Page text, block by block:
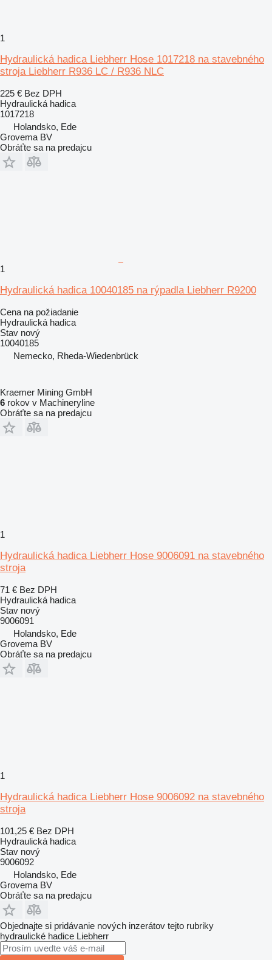
1
Hydraulická hadica Liebherr Hose 1017218 na stavebného
stroja Liebherr R936 LC / R936 NLC
225 € Bez DPH
Hydraulická hadica
1017218
Holandsko, Ede
Grovema BV
Obráťte sa na predajcu
1
Hydraulická hadica 10040185 na rýpadla Liebherr R9200
Cena na požiadanie
Hydraulická hadica
Stav nový
10040185
Nemecko, Rheda-Wiedenbrück
Kraemer Mining GmbH
6 rokov v Machineryline
Obráťte sa na predajcu
1
Hydraulická hadica Liebherr Hose 9006091 na stavebného
stroja
71 € Bez DPH
Hydraulická hadica
Stav nový
9006091
Holandsko, Ede
Grovema BV
Obráťte sa na predajcu
1
Hydraulická hadica Liebherr Hose 9006092 na stavebného
stroja
101,25 € Bez DPH
Hydraulická hadica
Stav nový
9006092
Holandsko, Ede
Grovema BV
Obráťte sa na predajcu
Objednajte si pridávanie nových inzerátov tejto rubriky
hydraulické hadice Liebherr